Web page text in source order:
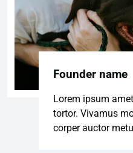
Founder name
Lorem ipsum
tortor. Vivamus
corper auctor